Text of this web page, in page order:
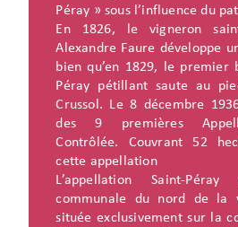
Péray » sous l’influence du
En 1826, le vigneron
Alexandre Faure développe
bien qu’en 1829, le premier
Péray pétillant saute au
Crussol. Le 8 décembre
des 9 premières
Contrôlée. Couvrant 52
cette appellation
L’appellation Saint-
communale du nord de la
située exclusivement sur la